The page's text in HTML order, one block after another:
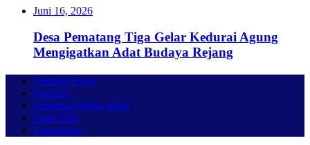
Juni 16, 2026
Desa Pematang Tiga Gelar Kedurai Agung
Mengigatkan Adat Budaya Rejang
Tentang Kami
Redaksi
Pedoman Media Siber
Kode Etik
Sanggahan